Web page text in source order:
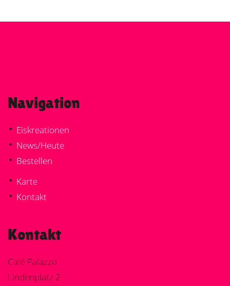
Navigation
• Eiskreationen
• News/Heute
• Bestellen
• Karte
• Kontakt
Kontakt
Café Palazzo
Lindenplatz 2